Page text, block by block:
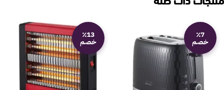
٪7
خصم
٪13
خصم